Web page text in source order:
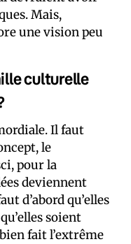
Mais,
une vision peu
culturelle
Il faut
le
pour la
deviennent
d’abord qu’elles
soient
fait l’extrême